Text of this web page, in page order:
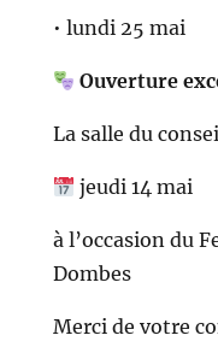
• lundi 25 mai
Ouverture
La salle du
jeudi 14 mai
à l’occasion du
Dombes
Merci de votre